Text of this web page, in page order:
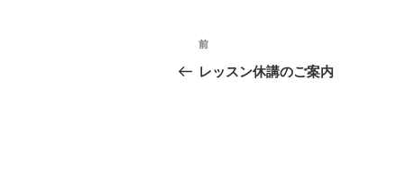
投
稿
過
去
前
レッスン休講のご案内